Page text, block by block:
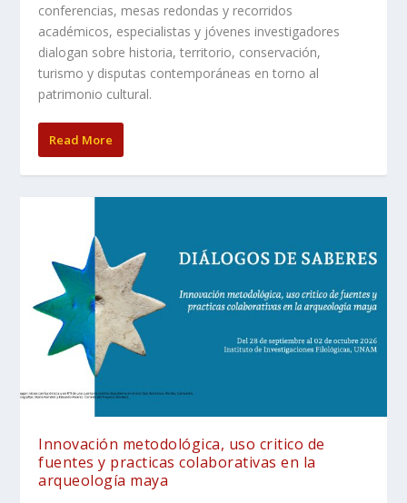
conferencias, mesas redondas y recorridos
académicos, especialistas y jóvenes investigadores
dialogan sobre historia, territorio, conservación,
turismo y disputas contemporáneas en torno al
patrimonio cultural.
Read More
Innovación metodológica, uso critico de
fuentes y practicas colaborativas en la
arqueología maya